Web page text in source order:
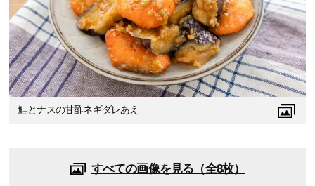
鮭とナスの甘酢ネギダレあえ
すべての画像を見る（全8枚）